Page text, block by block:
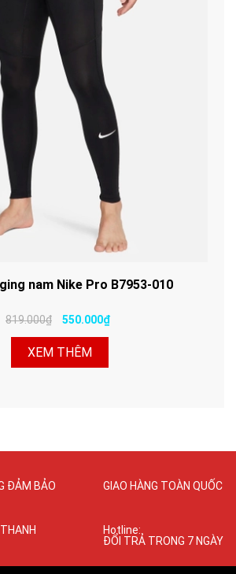
nam Nike Pro B7953-010
819.000₫ 550.000₫
XEM THÊM
ĐẢM BẢO GIAO HÀNG TOÀN QUỐC
Hotline:
ĐỔI TRẢ TRONG 7 NGÀY